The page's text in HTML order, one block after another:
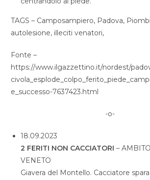
TAGS – Camposampiero, Padova,
autolesione, illeciti venatori,
Fonte –
https://www.ilgazzettino.it/nordest/
e_successo-7637423.html
-o-
18.09.2023
2 FERITI NON CACCIATORI –
VENETO
Giavera del Montello. Cacciatore